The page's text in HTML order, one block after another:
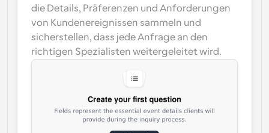
die Details, Präferenzen und Anforderungen
von Kundenereignissen sammeln und
sicherstellen, dass jede Anfrage an den
richtigen Spezialisten weitergeleitet wird.